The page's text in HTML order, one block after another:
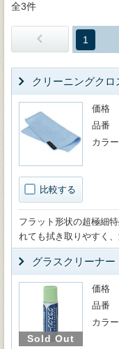
全3件
1
クリーニングクロ
比較する
価格
品番
カラー
フラット形状の超極細
れても拭き取りやすく
グラスクリーナー
Sold Out
価格
品番
カラー